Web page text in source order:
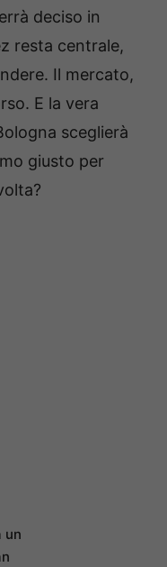
deciso in
resta centrale,
Il mercato,
E la vera
sceglierà
giusto per
un